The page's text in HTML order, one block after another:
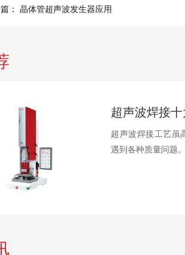
： 晶体管超声波发生器应用
超声波焊接工艺虽
遇到各种质量问题